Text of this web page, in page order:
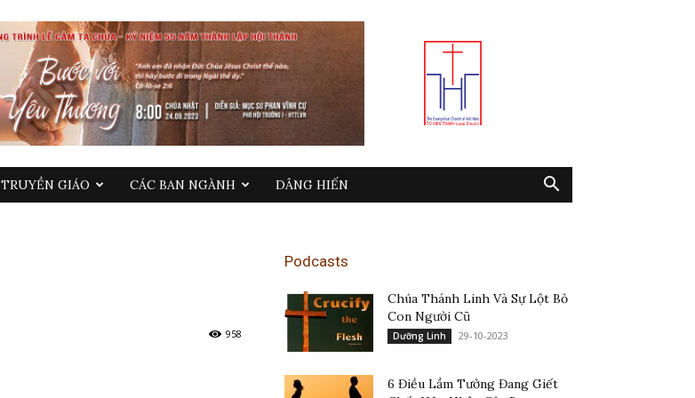
TRUYỀN GIÁO CÁC BAN NGÀNH DÂNG HIẾN
958
Podcasts
Chúa Thánh Linh Và Sự Lột Bỏ
Con Người Cũ
Dưỡng Linh 29-10-2023
6 Điều Lầm Tưởng Đang Giết